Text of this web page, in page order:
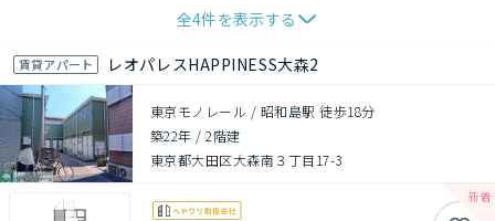
全4件を表示する
賃貸アパート レオパレスHAPPINESS大森2
東京モノレール / 昭和島駅 徒歩18分
築22年 /2階建
東京都大田区大森南３丁目17-3